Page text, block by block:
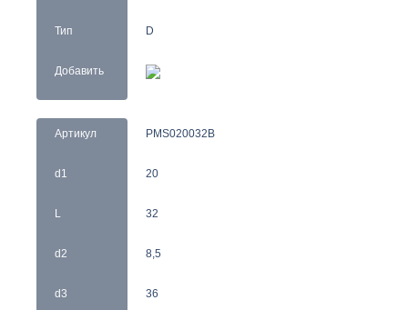
Тип
Добавить
D
Артикул
d1
L
d2
d3
PMS020032B
20
32
8,5
36